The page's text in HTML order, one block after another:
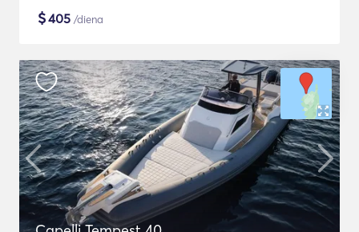
$405 /diena